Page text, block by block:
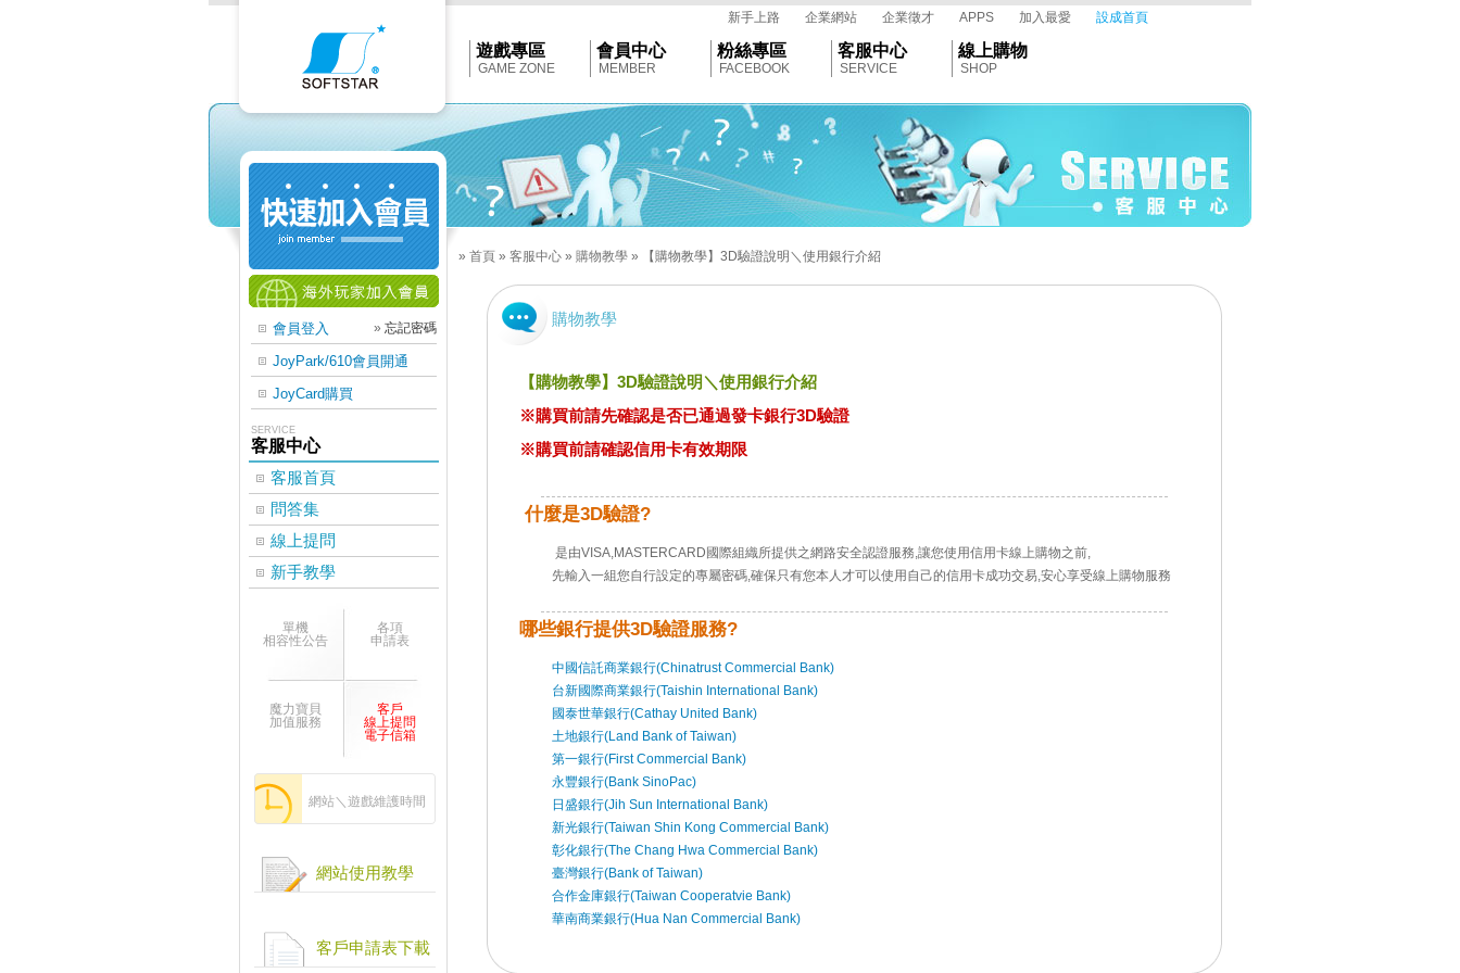
Softstar
新手上路 企業網站 企業徵才 APPS 加入最愛 設成首頁
遊戲專區
GAME ZONE
會員中心
MEMBER
粉絲專區
FACEBOOK
客服中心
SERVICE
線上購物
SHOP
會員登入 » 忘記密碼
JoyPark/610會員開通
JoyCard購買
SERVICE
客服中心
客服首頁
問答集
線上提問
新手教學
單機
相容性公告
各項
申請表
魔力寶貝
加值服務
客戶
線上提問
電子信箱
網站＼遊戲維護時間
網站使用教學
客戶申請表下載
» 首頁 » 客服中心 » 購物教學 » 【購物教學】3D驗證說明＼使用銀行介紹
購物教學
【購物教學】3D驗證說明＼使用銀行介紹
※購買前請先確認是否已通過發卡銀行3D驗證
※購買前請確認信用卡有效期限
什麼是3D驗證?
是由VISA,MASTERCARD國際組織所提供之網路安全認證服務,讓您使用信用卡線上購物之前,
先輸入一組您自行設定的專屬密碼,確保只有您本人才可以使用自己的信用卡成功交易,安心享受線上購物服務
哪些銀行提供3D驗證服務?
中國信託商業銀行(Chinatrust Commercial Bank)
台新國際商業銀行(Taishin International Bank)
國泰世華銀行(Cathay United Bank)
土地銀行(Land Bank of Taiwan)
第一銀行(First Commercial Bank)
永豐銀行(Bank SinoPac)
日盛銀行(Jih Sun International Bank)
新光銀行(Taiwan Shin Kong Commercial Bank)
彰化銀行(The Chang Hwa Commercial Bank)
臺灣銀行(Bank of Taiwan)
合作金庫銀行(Taiwan Cooperatvie Bank)
華南商業銀行(Hua Nan Commercial Bank)